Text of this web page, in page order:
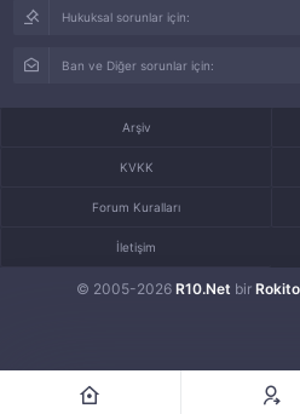
Hukuksal sorunlar için:
Ban ve Diğer sorunlar için:
© 2005-2026 R10.Net bir
Arşiv
KVKK
Forum Kuralları
İletişim